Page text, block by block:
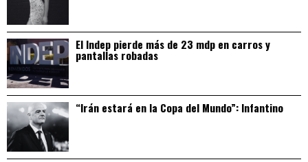
El Indep pierde más de 23 mdp en carros y
pantallas robadas
“Irán estará en la Copa del Mundo”: Infantino